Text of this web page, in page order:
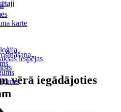
karte
iespējas
vērā iegādājoties